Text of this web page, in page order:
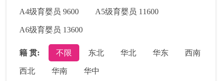
A4级育婴员 9600 A5级育婴员 11600
A6级育婴员 13600
籍 贯: 不限 东北 华北 华东 西南
西北 华南 华中